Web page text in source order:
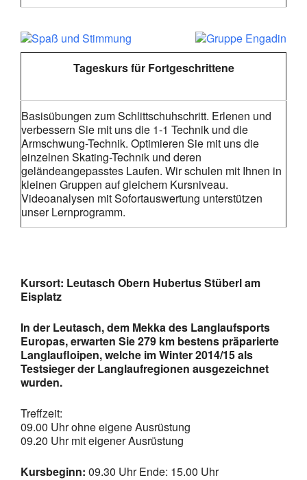
Tageskurs für Fortgeschrittene
Basisübungen zum Schlittschuhschritt. Erlenen und
verbessern Sie mit uns die 1-1 Technik und die
Armschwung-Technik. Optimieren Sie mit uns die
einzelnen Skating-Technik und deren
geländeangepasstes Laufen. Wir schulen mit Ihnen in
kleinen Gruppen auf gleichem Kursniveau.
Videoanalysen mit Sofortauswertung unterstützen
unser Lernprogramm.
Kursort: Leutasch Obern Hubertus Stüberl am
Eisplatz
In der Leutasch, dem Mekka des Langlaufsports
Europas, erwarten Sie279 km bestens präparierte
Langlaufloipen, welche im Winter2014/15als
Testsiegerder Langlaufregionen ausgezeichnet
wurden.
Treffzeit:
09.00 Uhr ohne eigene Ausrüstung
09.20 Uhr mit eigener Ausrüstung
Kursbeginn: 09.30 Uhr Ende: 15.00 Uhr